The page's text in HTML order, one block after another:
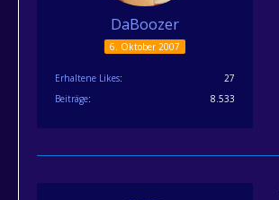
DaBoozer
6. Oktober 2007
Erhaltene Likes
27
Beiträge
8.533